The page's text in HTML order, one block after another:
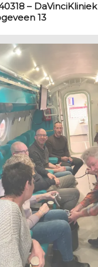
– DaVinciKliniek
13